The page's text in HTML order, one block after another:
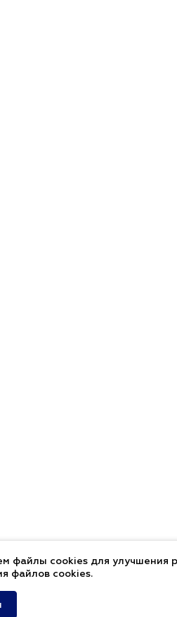
файлы cookies для улучшения
файлов cookies.